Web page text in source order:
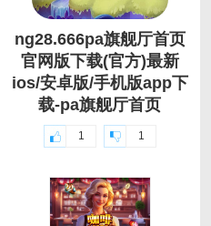
ng28.666pa旗舰厅首页
官网版下载(官方)最新
ios/安卓版/手机版app下
载-pa旗舰厅首页
1 1